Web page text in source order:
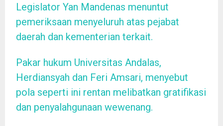
Legislator Yan Mandenas menuntut
pemeriksaan menyeluruh atas pejabat
daerah dan kementerian terkait.
Pakar hukum Universitas Andalas,
Herdiansyah dan Feri Amsari, menyebut
pola seperti ini rentan melibatkan gratifikasi
dan penyalahgunaan wewenang.